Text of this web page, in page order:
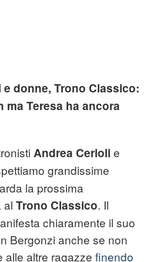
donne, Trono Classico:
Teresa ha ancora
Andrea Cerioli e
grandissime
la prossima
al Trono Classico. Il
chiaramente il suo
Bergonzi anche se non
alle altre ragazze finendo